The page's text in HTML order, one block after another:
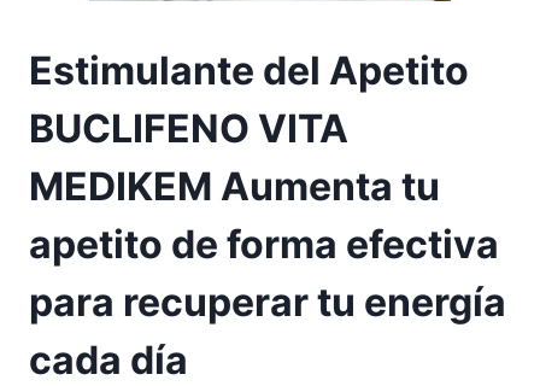
Estimulante del Apetito
BUCLIFENO VITA
MEDIKEM Aumenta tu
apetito de forma efectiva
para recuperar tu energía
cada día